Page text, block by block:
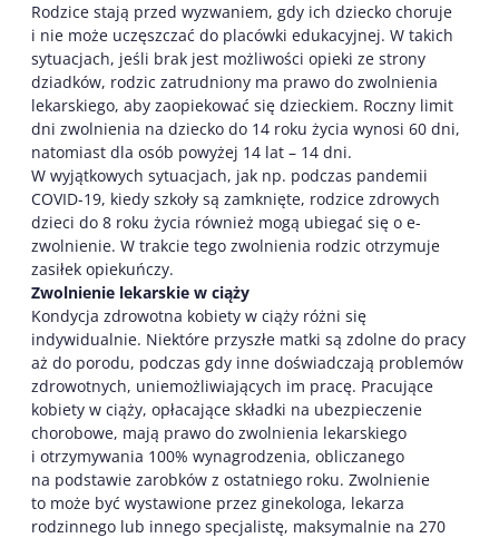
Rodzice stają przed wyzwaniem, gdy ich dziecko choruje
i nie może uczęszczać do placówki edukacyjnej. W takich
sytuacjach, jeśli brak jest możliwości opieki ze strony
dziadków, rodzic zatrudniony ma prawo do zwolnienia
lekarskiego, aby zaopiekować się dzieckiem. Roczny limit
dni zwolnienia na dziecko do 14 roku życia wynosi 60 dni,
natomiast dla osób powyżej 14 lat – 14 dni.
W wyjątkowych sytuacjach, jak np. podczas pandemii
COVID-19, kiedy szkoły są zamknięte, rodzice zdrowych
dzieci do 8 roku życia również mogą ubiegać się o e-
zwolnienie. W trakcie tego zwolnienia rodzic otrzymuje
zasiłek opiekuńczy.
Zwolnienie lekarskie w ciąży
Kondycja zdrowotna kobiety w ciąży różni się
indywidualnie. Niektóre przyszłe matki są zdolne do pracy
aż do porodu, podczas gdy inne doświadczają problemów
zdrowotnych, uniemożliwiających im pracę. Pracujące
kobiety w ciąży, opłacające składki na ubezpieczenie
chorobowe, mają prawo do zwolnienia lekarskiego
i otrzymywania 100% wynagrodzenia, obliczanego
na podstawie zarobków z ostatniego roku. Zwolnienie
to może być wystawione przez ginekologa, lekarza
rodzinnego lub innego specjalistę, maksymalnie na 270